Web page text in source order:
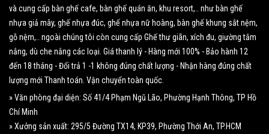
và cung cấp bàn ghế cafe, bàn ghế quán ăn, khu resort,.. như bàn ghế
nhựa giả mây, ghế nhựa đúc, ghế nhựa nữ hoàng, bàn ghế khung sắt nệm,
gỗ nệm,.. ngoài chúng tôi còn cung cấp Ghế thư giãn, xích đu, giường tắm
nắng, dù che nắng các loại. Giá thanh lý - Hàng mới 100% - Bảo hành 12
đến 18 tháng - Đổi trả 1 -1 không đúng chất lượng - Nhận hàng đúng chất
lượng mới Thanh toán. Vận chuyển toàn quốc.
» Văn phòng đại diện: Số 41/4 Phạm Ngũ Lão, Phường Hạnh Thông, TP Hồ
Chí Minh
» Xưởng sản xuất: 295/5 Đường TX14, KP39, Phường Thới An, TP.HCM